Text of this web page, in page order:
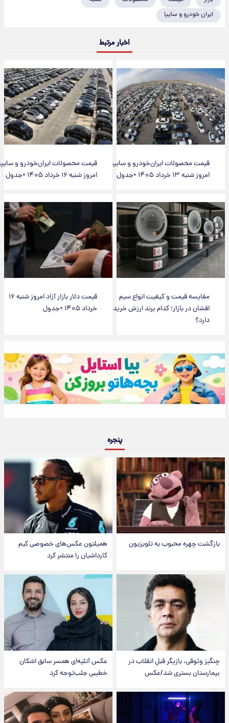
ایران خودرو و سایپا
اخبار مرتبط
قیمت محصولات ایران‌خودرو و سایپا
امروز شنبه ۱۳ خرداد ۱۴۰۵ +جدول
قیمت محصولات ایران‌خودرو و سایپا
امروز شنبه ۱۶ خرداد ۱۴۰۵ +جدول
مقایسه قیمت و کیفیت انواع سیم
افشان در بازار؛ کدام برند ارزش خرید
دارد؟
قیمت دلار بازار آزاد امروز شنبه ۱۶
خرداد ۱۴۰۵ +جدول
پنجره
بازگشت چهره محبوب به تلویزیون
همیلتون عکس‌های خصوصی کیم‌
کارداشیان را منتشر کرد
چنگیز وثوقی، بازیگر قبلِ انقلاب در
بیمارستان بستری شد/عکس
عکس‌ آتلیه‌ای همسر سابق اشکان
خطیبی جلب‌توجه کرد